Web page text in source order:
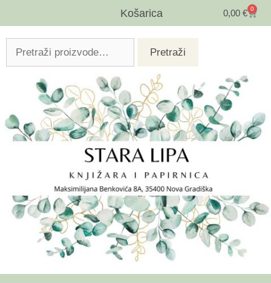
Košarica 0,00 € 0
Pretraži